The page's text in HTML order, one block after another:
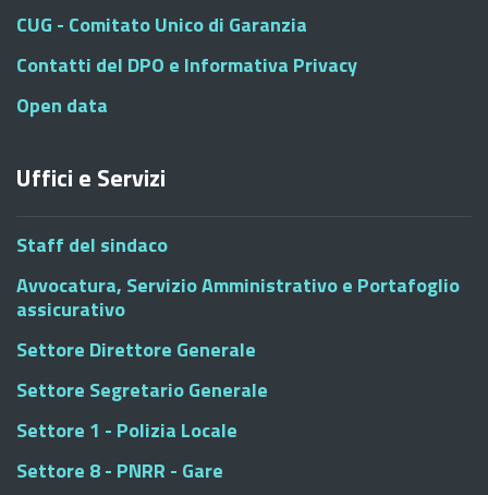
CUG - Comitato Unico di Garanzia
Contatti del DPO e Informativa Privacy
Open data
Uffici e Servizi
Staff del sindaco
Avvocatura, Servizio Amministrativo e Portafoglio
assicurativo
Settore Direttore Generale
Settore Segretario Generale
Settore 1 - Polizia Locale
Settore 8 - PNRR - Gare